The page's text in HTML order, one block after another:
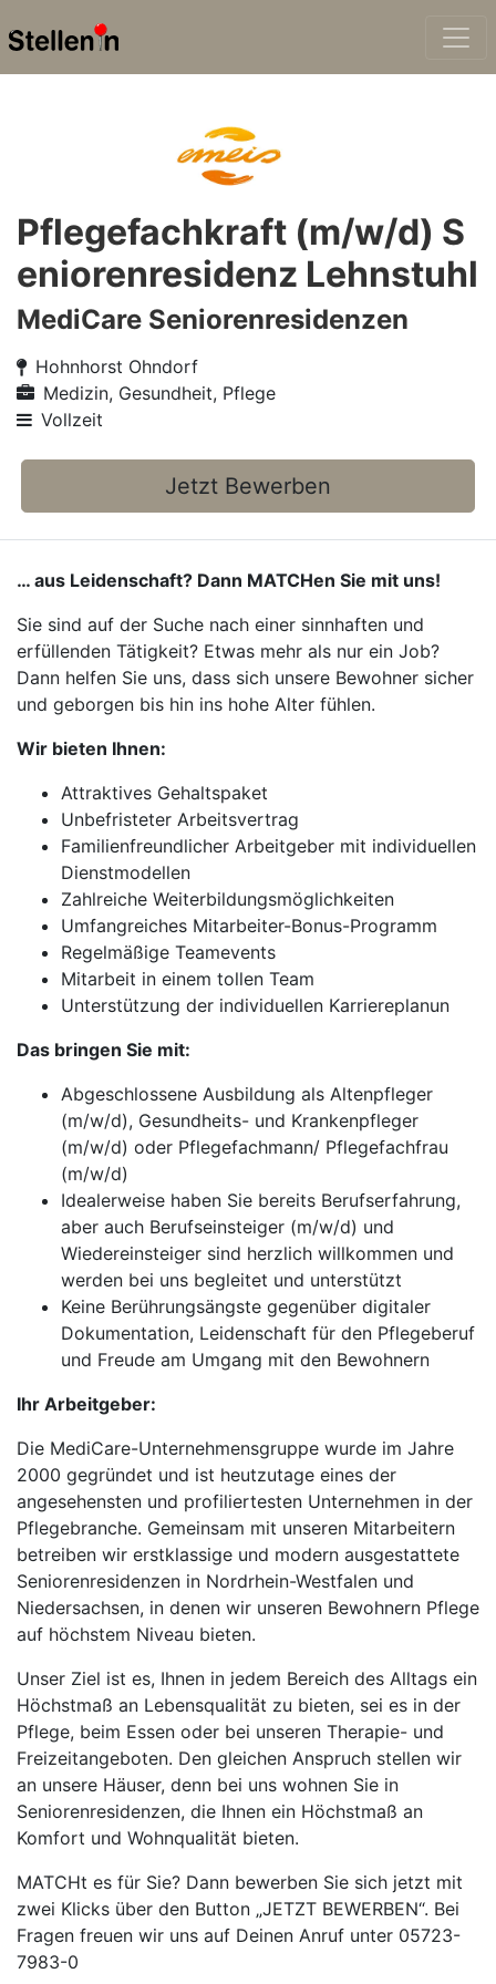
Pflegefachkraft (m/w/d) S
eniorenresidenz Lehnstuhl
MediCare Seniorenresidenzen
Hohnhorst Ohndorf
Medizin, Gesundheit, Pflege
Vollzeit
Jetzt Bewerben
… aus Leidenschaft? Dann MATCHen Sie mit uns!
Sie sind auf der Suche nach einer sinnhaften und
erfüllenden Tätigkeit? Etwas mehr als nur ein Job?
Dann helfen Sie uns, dass sich unsere Bewohner sicher
und geborgen bis hin ins hohe Alter fühlen.
Wir bieten Ihnen:
Attraktives Gehaltspaket
Unbefristeter Arbeitsvertrag
Familienfreundlicher Arbeitgeber mit individuellen
Dienstmodellen
Zahlreiche Weiterbildungsmöglichkeiten
Umfangreiches Mitarbeiter-Bonus-Programm
Regelmäßige Teamevents
Mitarbeit in einem tollen Team
Unterstützung der individuellen Karriereplanun
Das bringen Sie mit:
Abgeschlossene Ausbildung als Altenpfleger
(m/w/d), Gesundheits- und Krankenpfleger
(m/w/d) oder Pflegefachmann/ Pflegefachfrau
(m/w/d)
Idealerweise haben Sie bereits Berufserfahrung,
aber auch Berufseinsteiger (m/w/d) und
Wiedereinsteiger sind herzlich willkommen und
werden bei uns begleitet und unterstützt
Keine Berührungsängste gegenüber digitaler
Dokumentation, Leidenschaft für den Pflegeberuf
und Freude am Umgang mit den Bewohnern
Ihr Arbeitgeber:
Die MediCare-Unternehmensgruppe wurde im Jahre
2000 gegründet und ist heutzutage eines der
angesehensten und profiliertesten Unternehmen in der
Pflegebranche. Gemeinsam mit unseren Mitarbeitern
betreiben wir erstklassige und modern ausgestattete
Seniorenresidenzen in Nordrhein-Westfalen und
Niedersachsen, in denen wir unseren Bewohnern Pflege
auf höchstem Niveau bieten.
Unser Ziel ist es, Ihnen in jedem Bereich des Alltags ein
Höchstmaß an Lebensqualität zu bieten, sei es in der
Pflege, beim Essen oder bei unseren Therapie- und
Freizeitangeboten. Den gleichen Anspruch stellen wir
an unsere Häuser, denn bei uns wohnen Sie in
Seniorenresidenzen, die Ihnen ein Höchstmaß an
Komfort und Wohnqualität bieten.
MATCHt es für Sie? Dann bewerben Sie sich jetzt mit
zwei Klicks über den Button „JETZT BEWERBEN“. Bei
Fragen freuen wir uns auf Deinen Anruf unter 05723-
7983-0